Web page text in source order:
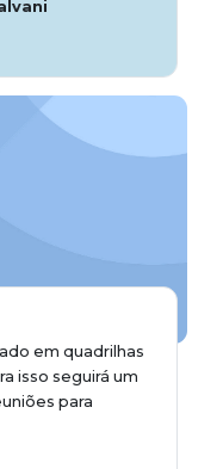
em quadrilhas
isso seguirá um
para